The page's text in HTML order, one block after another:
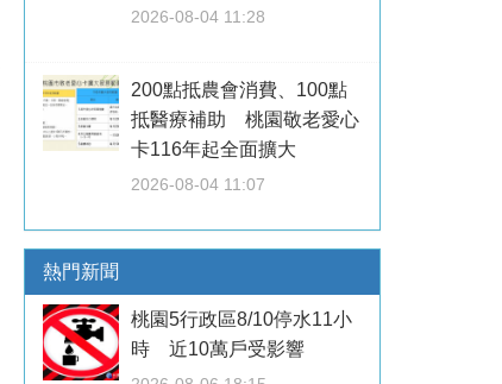
2026-08-04 11:28
200點抵農會消費、100點
抵醫療補助 桃園敬老愛心
卡116年起全面擴大
2026-08-04 11:07
熱門新聞
桃園5行政區8/10停水11小
時 近10萬戶受影響